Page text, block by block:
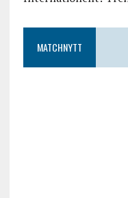
MATCHNYTT